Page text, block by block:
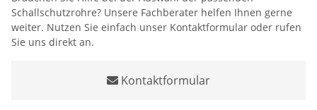
Schallschutzrohre? Unsere Fachberater helfen Ihnen gerne
weiter. Nutzen Sie einfach unser Kontaktformular oder rufen
Sie uns direkt an.
Kontaktformular